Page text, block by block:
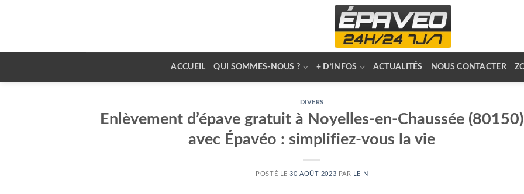
ACCUEIL QUI SOMMES-NOUS ? + D’INFOS ACTUALITÉS NOUS CONTACTER
DIVERS
Enlèvement d’épave gratuit à Noyelles-en-Chaussée (80150)
avec Épavéo : simplifiez-vous la vie
POSTÉ LE30 AOÛT 2023 PAR LE N